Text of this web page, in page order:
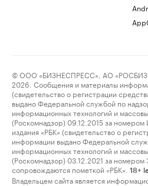
© ООО «БИЗНЕСПРЕСС», АО
2026. Сообщения и материалы
(свидетельство о регистрации
выдано Федеральной службой по
информационных технологий и
(Роскомнадзор) 09.12.2015 за
издания «РБК» (свидетельство о
информации выдано Федеральной
информационных технологий и
(Роскомнадзор) 03.12.2021 за
сопровождаются пометкой «РБК».
18+
Владельцем сайта является